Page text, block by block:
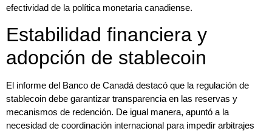
efectividad de la política monetaria canadiense.
Estabilidad financiera y
adopción de stablecoin
El informe del Banco de Canadá destacó que la regulación de
stablecoin debe garantizar transparencia en las reservas y
mecanismos de redención. De igual manera, apuntó a la
necesidad de coordinación internacional para impedir arbitrajes